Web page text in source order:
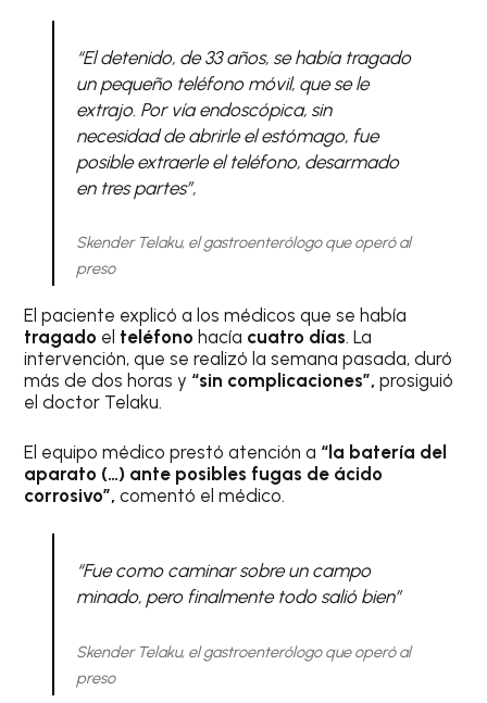
“El detenido, de 33 años, se había tragado
un pequeño teléfono móvil, que se le
extrajo. Por vía endoscópica, sin
necesidad de abrirle el estómago, fue
posible extraerle el teléfono, desarmado
en tres partes”,
Skender Telaku, el gastroenterólogo que operó al
preso
El paciente explicó a los médicos que se había
tragado el teléfono hacía cuatro días. La
intervención, que se realizó la semana pasada, duró
más de dos horas y “sin complicaciones”,prosiguió
el doctor Telaku.
El equipo médico prestó atención a “la batería del
aparato (…) ante posibles fugas de ácido
corrosivo”, comentó el médico.
“Fue como caminar sobre un campo
minado, pero finalmente todo salió bien”
Skender Telaku, el gastroenterólogo que operó al
preso